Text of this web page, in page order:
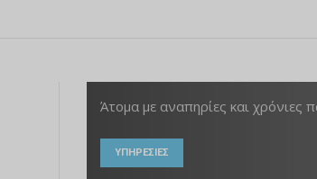
Άτομα με αναπηρίες και χρόνιες
ΥΠΗΡΕΣΙΕΣ